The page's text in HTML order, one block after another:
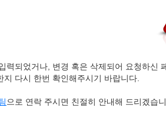
력되었거나, 변경 혹은 삭제되어 요청하신
지 다시 한번 확인해주시기 바랍니다.
으로 연락 주시면 친절히 안내해 드리겠습